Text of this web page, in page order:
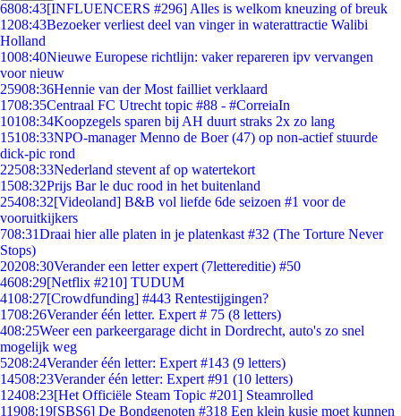
6808:43[INFLUENCERS #296] Alles is welkom kneuzing of breuk
1208:43Bezoeker verliest deel van vinger in waterattractie Walibi
Holland
1008:40Nieuwe Europese richtlijn: vaker repareren ipv vervangen
voor nieuw
25908:36Hennie van der Most failliet verklaard
1708:35Centraal FC Utrecht topic #88 - #CorreiaIn
10108:34Koopzegels sparen bij AH duurt straks 2x zo lang
15108:33NPO-manager Menno de Boer (47) op non-actief stuurde
dick-pic rond
22508:33Nederland stevent af op watertekort
1508:32Prijs Bar le duc rood in het buitenland
25408:32[Videoland] B&B vol liefde 6de seizoen #1 voor de
vooruitkijkers
708:31Draai hier alle platen in je platenkast #32 (The Torture Never
Stops)
20208:30Verander een letter expert (7lettereditie) #50
4608:29[Netflix #210] TUDUM
4108:27[Crowdfunding] #443 Rentestijgingen?
1708:26Verander één letter. Expert # 75 (8 letters)
408:25Weer een parkeergarage dicht in Dordrecht, auto's zo snel
mogelijk weg
5208:24Verander één letter: Expert #143 (9 letters)
14508:23Verander één letter: Expert #91 (10 letters)
12408:23[Het Officiële Steam Topic #201] Steamrolled
11908:19[SBS6] De Bondgenoten #318 Een klein kusje moet kunnen